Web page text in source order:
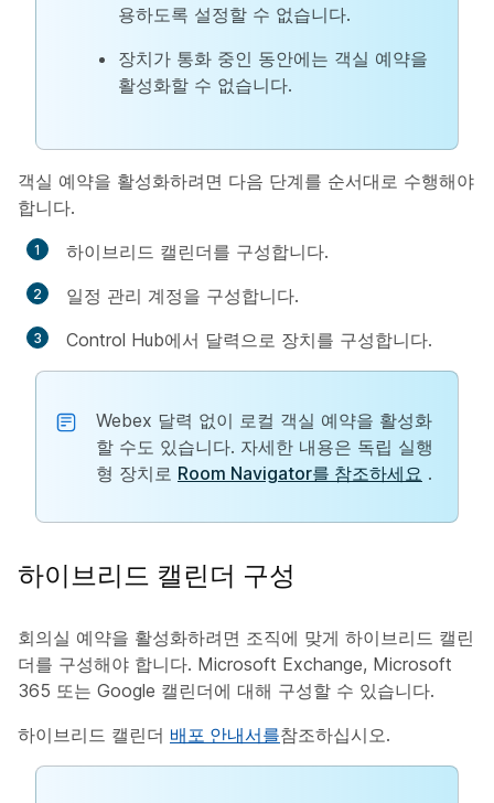
용하도록 설정할 수 없습니다.
장치가 통화 중인 동안에는 객실 예약을
활성화할 수 없습니다.
객실 예약을 활성화하려면 다음 단계를 순서대로 수행해야
합니다.
하이브리드 캘린더를 구성합니다.
일정 관리 계정을 구성합니다.
Control Hub에서 달력으로 장치를 구성합니다.
Webex 달력 없이 로컬 객실 예약을 활성화
할 수도 있습니다. 자세한 내용은 독립 실행
형 장치로 Room Navigator를 참조하세요 .
하이브리드 캘린더 구성
회의실 예약을 활성화하려면 조직에 맞게 하이브리드 캘린
더를 구성해야 합니다. Microsoft Exchange, Microsoft
365 또는 Google 캘린더에 대해 구성할 수 있습니다.
하이브리드 캘린더 배포 안내서를참조하십시오.